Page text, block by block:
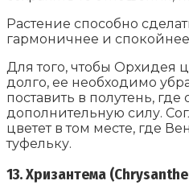
Растение способно
гармоничнее и
Для того, чтобы Орхидея
долго, ее необходимо
поставить в полутень, где
дополнительную силу.
цветет в том месте, где
туфельку.
13. Хризантема